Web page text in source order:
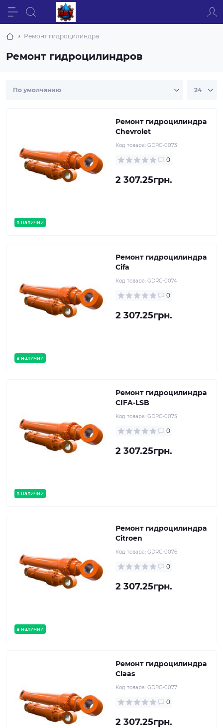
Ремонт гидроцилиндра
Ремонт гидроцилиндров
в наличии
Ремонт гидроцилиндра
Chevrolet
Код товара: GDRC-0073
0
2 307.25грн.
в наличии
Ремонт гидроцилиндра
Cifa
Код товара: GDRC-0074
0
2 307.25грн.
в наличии
Ремонт гидроцилиндра
CIFA-LSB
Код товара: GDRC-0075
0
2 307.25грн.
в наличии
Ремонт гидроцилиндра
Citroen
Код товара: GDRC-0076
0
2 307.25грн.
Ремонт гидроцилиндра
Claas
Код товара: GDRC-0077
0
2 307.25грн.